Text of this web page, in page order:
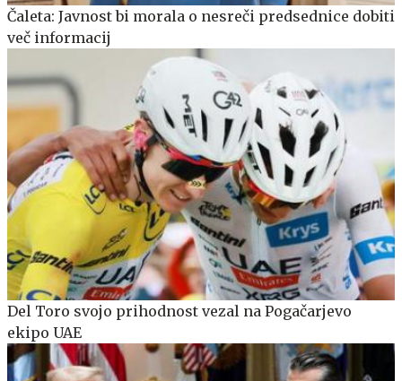
Čaleta: Javnost bi morala o nesreči predsednice dobiti
več informacij
Del Toro svojo prihodnost vezal na Pogačarjevo
ekipo UAE